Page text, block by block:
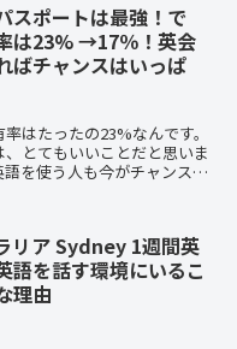
スポートは最強！で
は23% →17％！英会
ばチャンスはいっぱ
はたったの23%なんです。
とてもいいことだと思いま
を使う人も今がチャンスで
リア Sydney 1週間英
語を話す環境にいるこ
理由